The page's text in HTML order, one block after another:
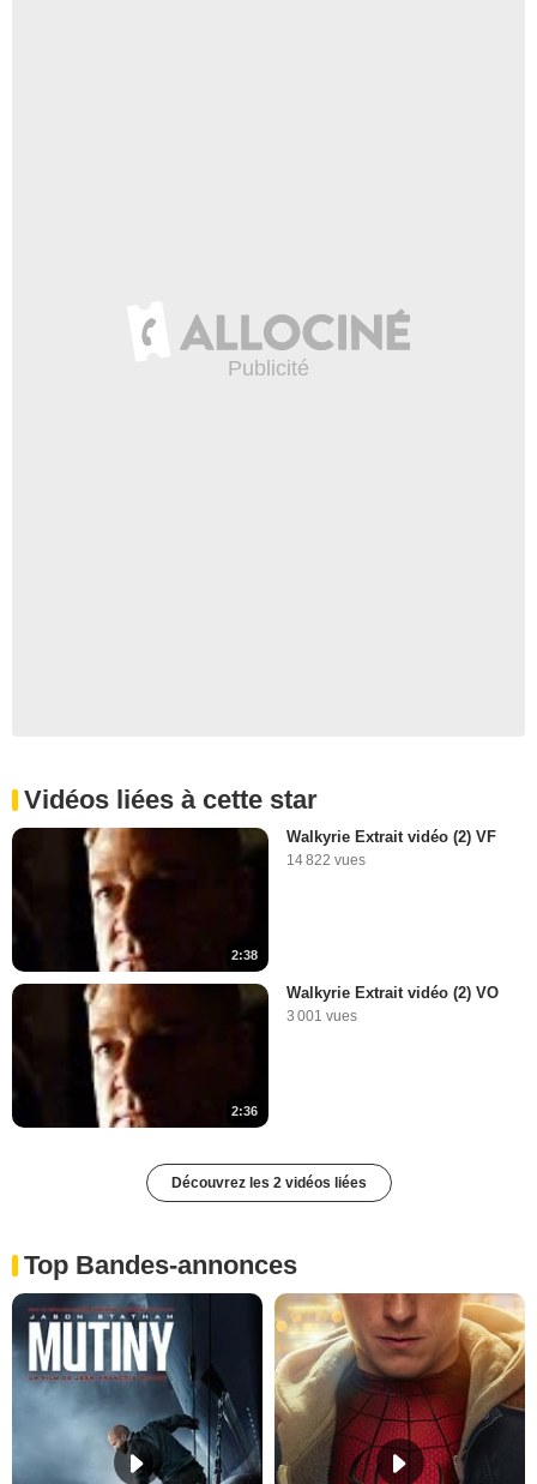
Vidéos liées à cette star
2:38
Walkyrie Extrait vidéo (2) VF
14 822 vues
2:36
Walkyrie Extrait vidéo (2) VO
3 001 vues
Découvrez les 2 vidéos liées
Top Bandes-annonces